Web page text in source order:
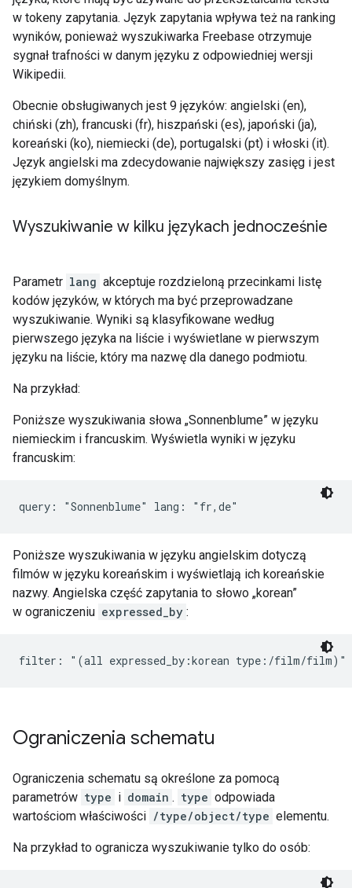
w tokeny zapytania. Język zapytania wpływa też na ranking
wyników, ponieważ wyszukiwarka Freebase otrzymuje
sygnał trafności w danym języku z odpowiedniej wersji
Wikipedii.
Obecnie obsługiwanych jest 9 języków: angielski (en),
chiński (zh), francuski (fr), hiszpański (es), japoński (ja),
koreański (ko), niemiecki (de), portugalski (pt) i włoski (it).
Język angielski ma zdecydowanie największy zasięg i jest
językiem domyślnym.
Wyszukiwanie w kilku językach jednocześnie
Parametr lang akceptuje rozdzieloną przecinkami listę
kodów języków, w których ma być przeprowadzane
wyszukiwanie. Wyniki są klasyfikowane według
pierwszego języka na liście i wyświetlane w pierwszym
języku na liście, który ma nazwę dla danego podmiotu.
Na przykład:
Poniższe wyszukiwania słowa „Sonnenblume” w języku
niemieckim i francuskim. Wyświetla wyniki w języku
francuskim:
query: "Sonnenblume" lang: "fr,de"
Poniższe wyszukiwania w języku angielskim dotyczą
filmów w języku koreańskim i wyświetlają ich koreańskie
nazwy. Angielska część zapytania to słowo „korean”
w ograniczeniu expressed_by :
filter: "(all expressed_by:korean type:/film/film)"
Ograniczenia schematu
Ograniczenia schematu są określone za pomocą
parametrów type i domain . type odpowiada
wartościom właściwości /type/object/type elementu.
Na przykład to ogranicza wyszukiwanie tylko do osób: